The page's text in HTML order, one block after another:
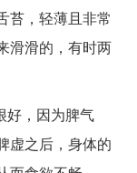
苔，轻薄且非常
滑滑的，有时两
好，因为脾气
虚之后，身体的